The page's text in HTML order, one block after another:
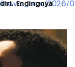
Endingnya